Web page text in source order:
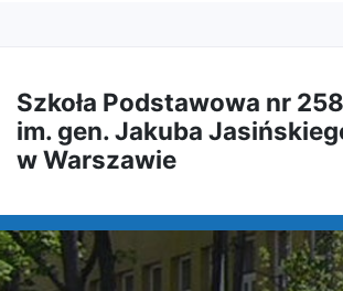
Szkoła Podstawowa nr 258
im. gen. Jakuba
w Warszawie